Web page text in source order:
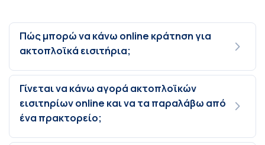
Πώς μπορώ να κάνω online κράτηση για
ακτοπλοϊκά εισιτήρια;
Γίνεται να κάνω αγορά ακτοπλοϊκών
εισιτηρίων online και να τα παραλάβω από
ένα πρακτορείο;